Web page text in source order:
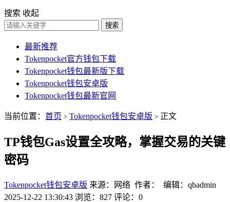
搜索 收起
搜索
最新推荐
Tokenpocket官方钱包下载
Tokenpocket钱包最新版下载
Tokenpocket钱包安卓版
Tokenpocket钱包最新官网
当前位置： 首页 > Tokenpocket钱包安卓版 > 正文
TP钱包Gas设置全攻略，掌握交易的关键
密码
Tokenpocket钱包安卓版 来源：网络 作者： 编辑：qbadmin
2025-12-22 13:30:43 浏览：827 评论：0